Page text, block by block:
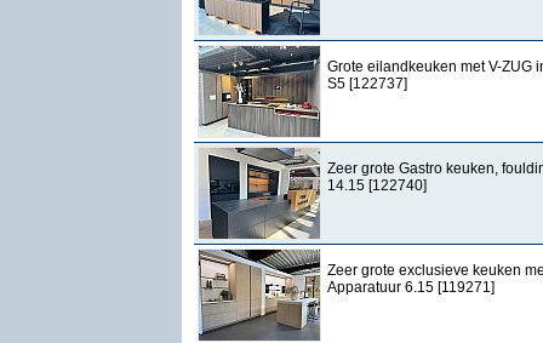
Grote eilandkeuken met V-ZUG
S5 [122737]
Zeer grote Gastro keuken,
14.15 [122740]
Zeer grote exclusieve keuken
Apparatuur 6.15 [119271]